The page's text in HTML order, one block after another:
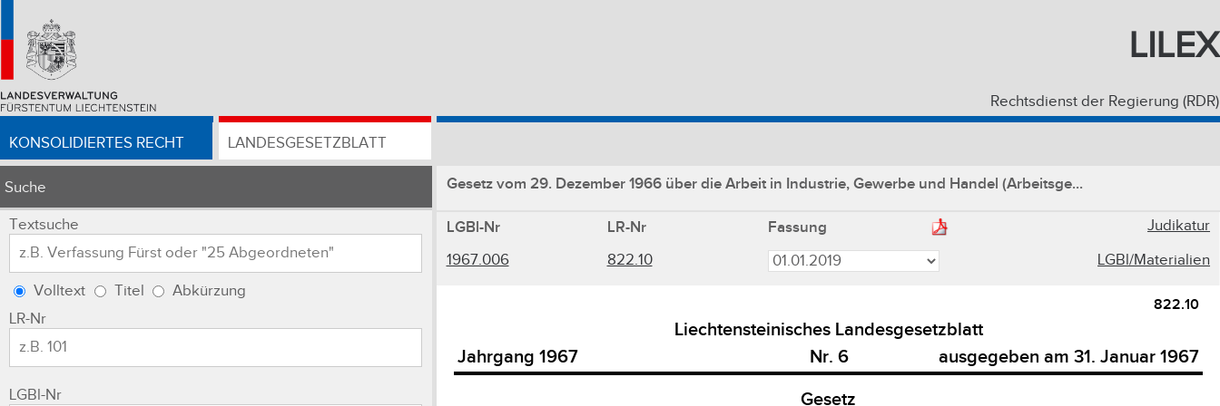
LILEX
Rechtsdienst der Regierung (RDR)
KONSOLIDIERTES RECHT LANDESGESETZBLATT
Suche
Textsuche
Volltext Titel
Abkürzung
LR-Nr
LGBl-Nr
Gesetz vom 29. Dezember 1966 über die Arbeit in Industrie, Gewerbe und Handel (Arbeitsge...
LGBl-Nr LR-Nr Fassung
Judikatur
1967.006
822.10 LGBl/Materialien